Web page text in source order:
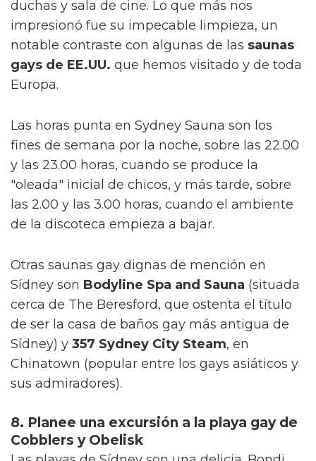
duchas y sala de cine. Lo que más nos
impresionó fue su impecable limpieza, un
notable contraste con algunas de las saunas
gays de EE.UU. que hemos visitado y de toda
Europa.
Las horas punta en Sydney Sauna son los
fines de semana por la noche, sobre las 22.00
y las 23.00 horas, cuando se produce la
"oleada" inicial de chicos, y más tarde, sobre
las 2.00 y las 3.00 horas, cuando el ambiente
de la discoteca empieza a bajar.
Otras saunas gay dignas de mención en
Sídney son Bodyline Spa and Sauna (situada
cerca de The Beresford, que ostenta el título
de ser la casa de baños gay más antigua de
Sídney) y 357 Sydney City Steam, en
Chinatown (popular entre los gays asiáticos y
sus admiradores).
8. Planee una excursión a la playa gay de
Cobblers y Obelisk